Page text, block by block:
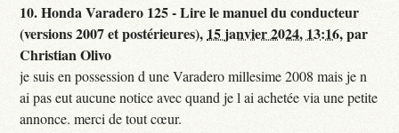
10.Honda Varadero 125 - Lire le manuel du conducteur
(versions 2007 et postérieures), 15 janvier 2024, 13:16,par
Christian Olivo
je suis en possession d une Varadero millesime 2008 mais je n
ai pas eut aucune notice avec quand je l ai achetée via une petite
annonce. merci de tout cœur.